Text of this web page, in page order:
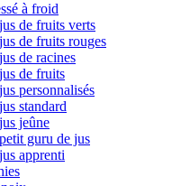
à froid
jus de fruits verts
jus de fruits rouges
jus de racines
jus de fruits
jus personnalisés
jus standard
jus jeûne
petit guru de jus
jus apprenti